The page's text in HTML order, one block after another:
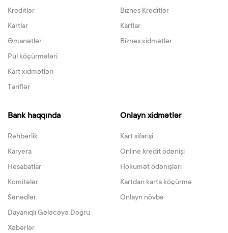
Kreditlər
Kartlar
Əmanətlər
Pul köçürmələri
Kart xidmətləri
Tariflər
Biznes Kreditlər
Kartlar
Biznes xidmətlər
Bank haqqında
Rəhbərlik
Karyera
Hesabatlar
Komitələr
Sənədlər
Dayanıqlı Gələcəyə Doğru
Xəbərlər
Onlayn xidmətlər
Kart sifarişi
Online kredit ödənişi
Hökumət ödənişləri
Kartdan karta köçürmə
Onlayn növbə